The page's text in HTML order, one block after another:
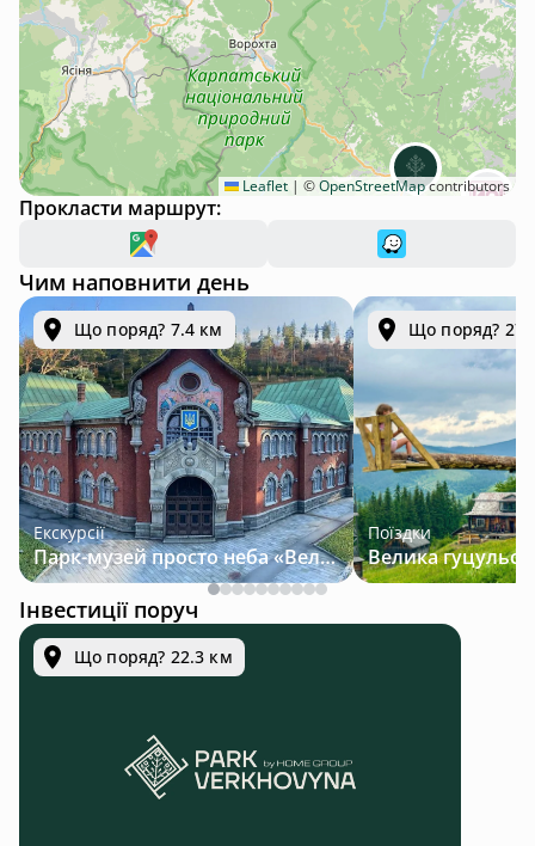
Leaflet | ©OpenStreetMapcontributors
Прокласти маршрут:
Чим наповнити день
Що поряд? 7.4 км
Екскурсії
Парк-музей просто неба «Велична Україна»
Що поряд?
Поїздки
Інвестиції поруч
Що поряд? 22.3 км